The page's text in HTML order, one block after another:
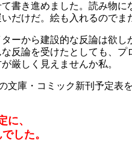
書き進めました。読み物
けだ。絵も入れるのでま
から建設的な反論は欲
反論を受けたとしても、
厳しく見えませんか私。
文庫・コミック新刊予定表
に、
した。